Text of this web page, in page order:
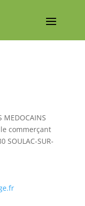
MEDOCAINS
commerçant
SOULAC-SUR-